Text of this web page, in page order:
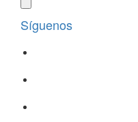
Síguenos